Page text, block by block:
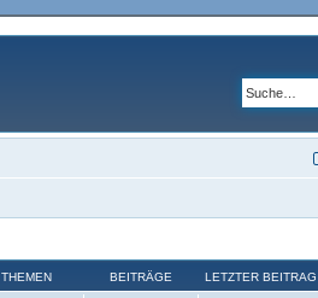
THEMEN BEITRÄGE LETZTER BEITRAG